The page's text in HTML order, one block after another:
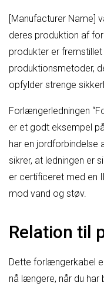
[Manufacturer Name]
deres produktion af
produkter er
produktionsmetoder,
opfylder strenge
Forlængerledningen
er et godt eksempel
har en jordforbindelse
sikrer, at ledningen er
er certificeret med en
mod vand og støv.
Relation til
Dette forlængerkabel
nå længere, når du